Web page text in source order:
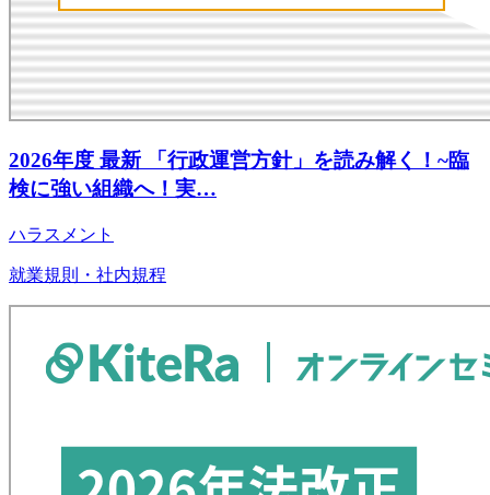
2026年度 最新 「行政運営方針」を読み解く！~臨
検に強い組織へ！実…
ハラスメント
就業規則・社内規程